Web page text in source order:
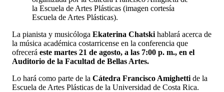
la Escuela de Artes Plásticas (imagen cortesía
Escuela de Artes Plásticas).
La pianista y musicóloga Ekaterina Chatski hablará acerca de
la música académica costarricense en la conferencia que
ofrecerá este martes 21 de agosto, a las 7:00 p. m., en el
Auditorio de la Facultad de Bellas Artes.
Lo hará como parte de la Cátedra Francisco Amighetti de la
Escuela de Artes Plásticas de la Universidad de Costa Rica.